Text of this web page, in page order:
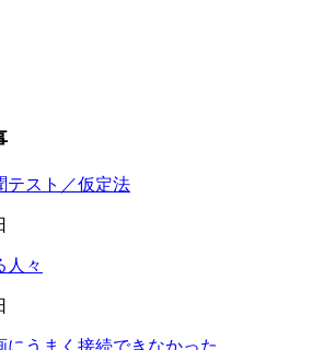
テスト／仮定法
人々